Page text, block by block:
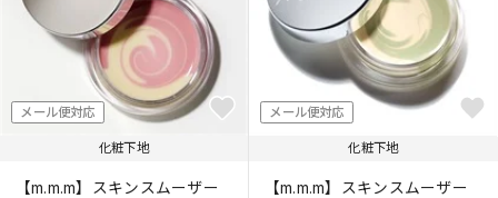
価格が高い
人気順
メール便対応
化粧下地
【m.m.m】スキンスムーザー
メール便対応
化粧下地
【m.m.m】スキンスムーザー